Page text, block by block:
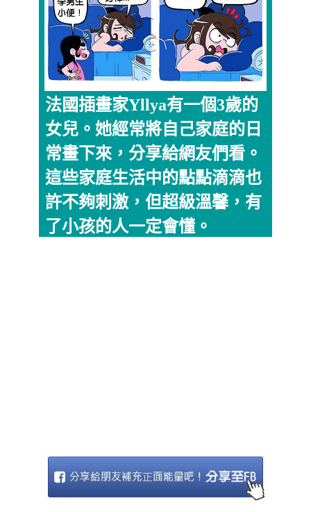
法國插畫家Yllya有一個3歲的
女兒。她經常將自己家庭的日
常畫下來，分享給網友們看。
這些家庭生活中的點點滴滴也
許不夠刺激，但超級溫馨，有
了小孩的人一定會懂。